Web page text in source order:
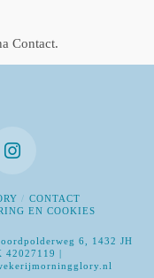
Contact.
CONTACT
EN COOKIES
6, 1432 JH
|